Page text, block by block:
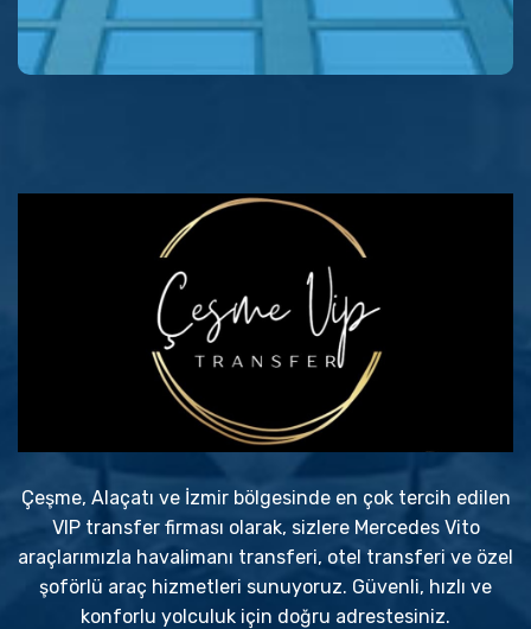
Çeşme, Alaçatı ve İzmir bölgesinde en çok tercih edilen
VIP transfer firması olarak, sizlere Mercedes Vito
araçlarımızla havalimanı transferi, otel transferi ve özel
şoförlü araç hizmetleri sunuyoruz. Güvenli, hızlı ve
konforlu yolculuk için doğru adrestesiniz.